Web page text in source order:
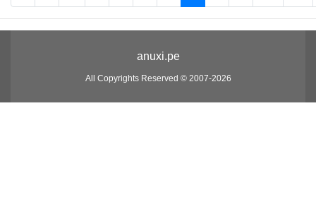
anuxi.pe
All Copyrights Reserved © 2007-2026